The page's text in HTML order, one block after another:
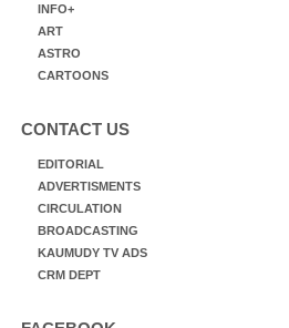
INFO+
ART
ASTRO
CARTOONS
CONTACT US
EDITORIAL
ADVERTISMENTS
CIRCULATION
BROADCASTING
KAUMUDY TV ADS
CRM DEPT